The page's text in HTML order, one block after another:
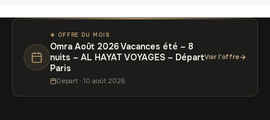
★ OFFRE DU MOIS
Omra Août 2026 Vacances été – 8
nuits – AL HAYAT VOYAGES – Départ
Paris
Départ : 10 août 2026
Voir l'offre